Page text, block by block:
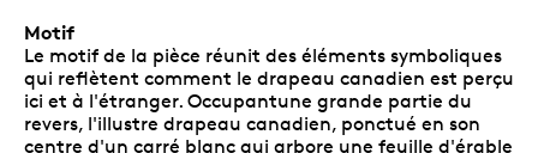
Motif
Le motif de la pièce réunit des éléments symboliques
qui reflètent comment le drapeau canadien est perçu
ici et à l'étranger. Occupantune grande partie du
revers, l'illustre drapeau canadien, ponctué en son
centre d'un carré blanc qui arbore une feuille d'érable